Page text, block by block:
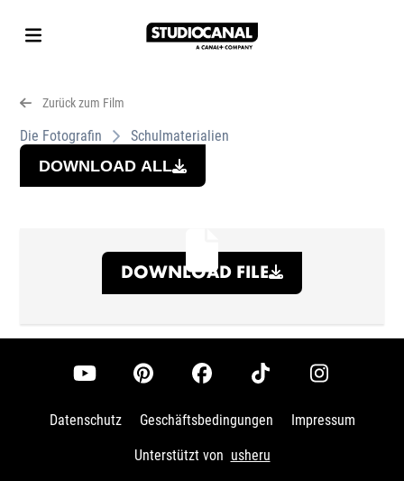
Zurück zum Film
Die Fotografin Schulmaterialien
DOWNLOAD ALL
DOWNLOAD FILE
Datenschutz Geschäftsbedingungen Impressum
Unterstützt von usheru